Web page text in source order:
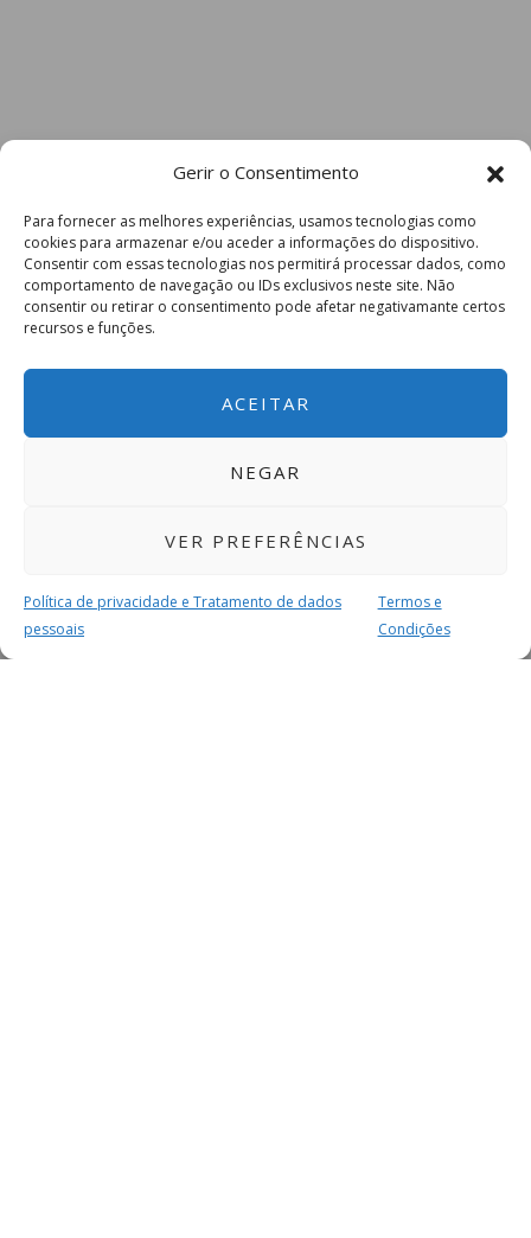
Gerir o Consentimento
Para fornecer as melhores experiências, usamos tecnologias como
cookies para armazenar e/ou aceder a informações do dispositivo.
Consentir com essas tecnologias nos permitirá processar dados, como
comportamento de navegação ou IDs exclusivos neste site. Não
consentir ou retirar o consentimento pode afetar negativamante certos
recursos e funções.
ACEITAR
NEGAR
VER PREFERÊNCIAS
Política de privacidade e Tratamento de dados
pessoais
Termos e
Condições
obtenha de forma regular a informação
atualizada.
Eu li e concordo com ostermos e
condições